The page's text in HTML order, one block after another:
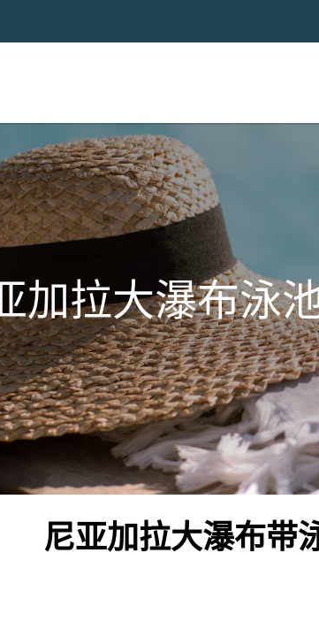
加拉大瀑布泳
尼亚加拉大瀑布带